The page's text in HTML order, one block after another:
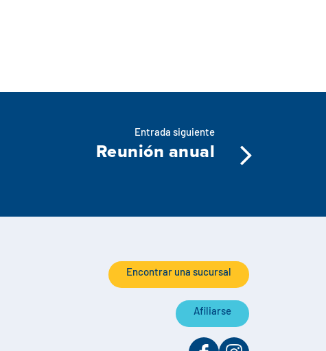
Entrada siguiente
Reunión anual
Encontrar una sucursal
Afiliarse